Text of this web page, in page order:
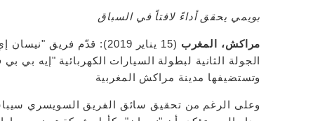
بويمي يحقق أداءً لافتاً في السباق
مراكش، المغرب
(15 يناير 2019): قدّم
الجولة الثانية لبطولة السيارات الكهربائية "إيه بي
وتستضيفها مدينة مراكش المغربية
وعلى الرغم من تحقيق سائق الفريق السويسري